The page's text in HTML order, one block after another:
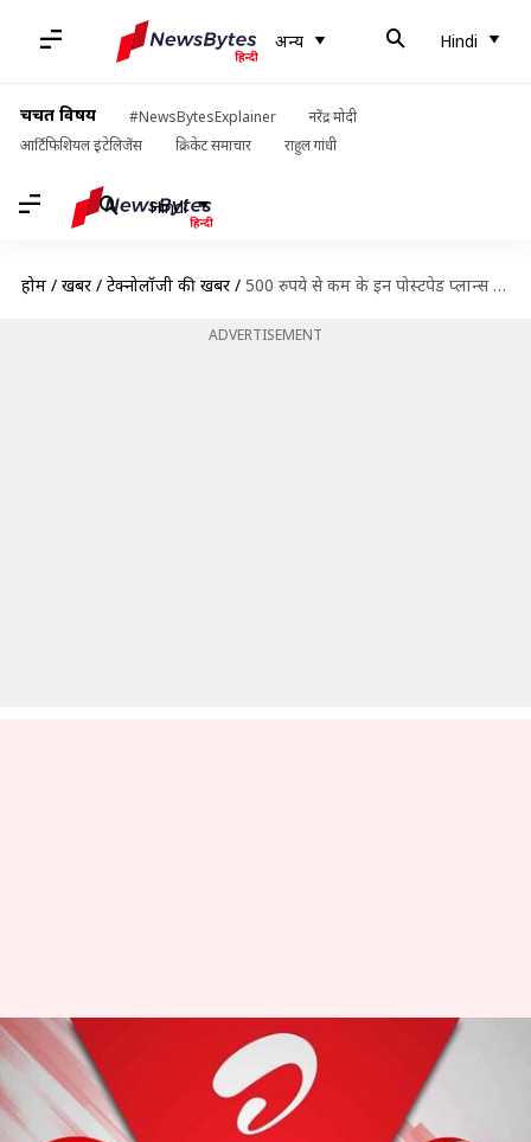
अन्य Hindi
चर्चित विषय #NewsBytesExplainer
नरेंद्र मोदी
आर्टिफिशियल इंटेलिजेंस
क्रिकेट समाचार राहुल गांधी
Hindi
होम / खबरें / टेक्नोलॉजी की खबरें / 500 रुपये से कम के इन पोस्टपेड प्लान्स में मिलता है OTT प्लेटफॉर्म्स का फ्री सब्सक्रिप्शन
ADVERTISEMENT
500 रुपये से कम के इन पोस्टपेड
प्लान्स में मिलता है OTT प्लेटफॉर्म्स
का फ्री सब्सक्रिप्शन